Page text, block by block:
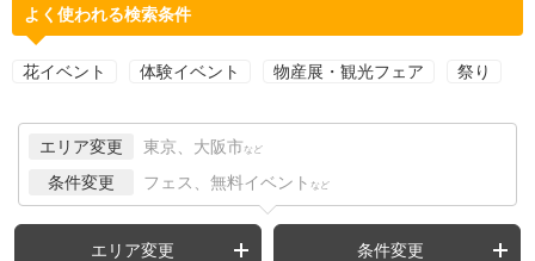
よく使われる検索条件
花イベント 体験イベント 物産展・観光フェア 祭り
エリア変更 東京、大阪市 など
条件変更 フェス、無料イベント など
エリア変更 条件変更